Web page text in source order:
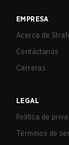
EMPRESA
Acerca de
Contáctanos
Carreras
LEGAL
Política de
Términos de